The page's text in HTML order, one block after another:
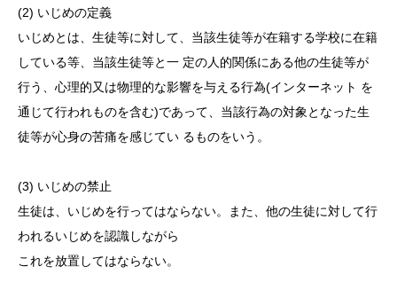
(2) いじめの定義
いじめとは、生徒等に対して、当該生徒等が在籍する学校に在籍
している等、当該生徒等と一 定の人的関係にある他の生徒等が
行う、心理的又は物理的な影響を与える行為(インターネット を
通じて行われものを含む)であって、当該行為の対象となった生
徒等が心身の苦痛を感じてい るものをいう。
(3) いじめの禁止
生徒は、いじめを行ってはならない。また、他の生徒に対して行
われるいじめを認識しながら
これを放置してはならない。